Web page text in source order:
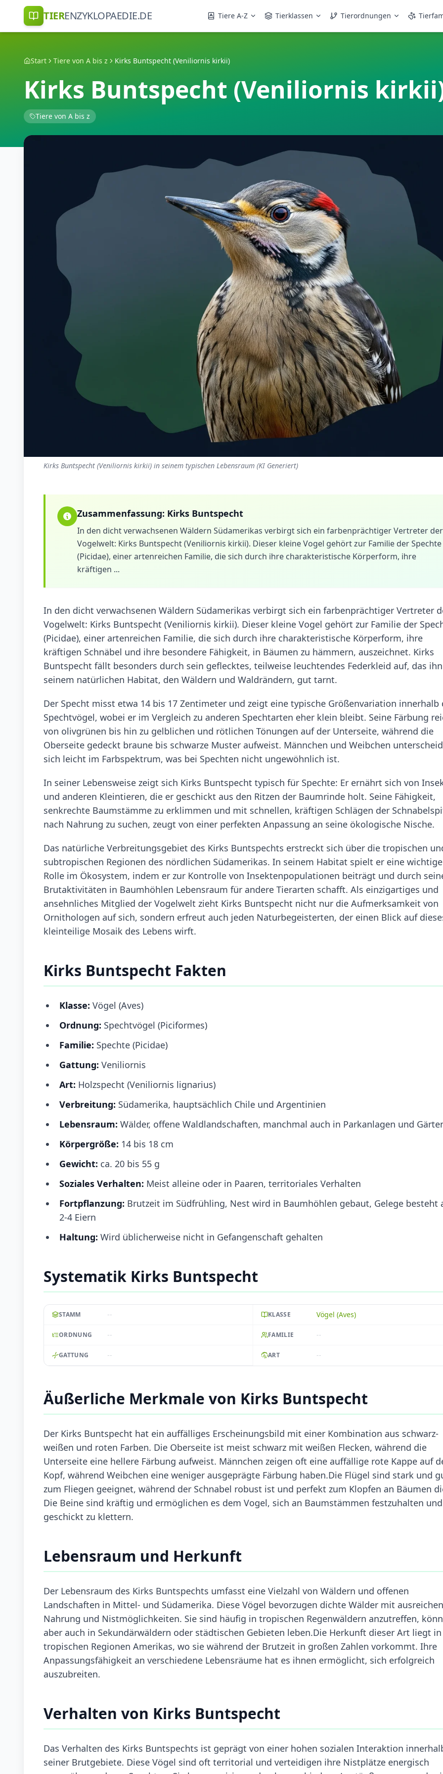
TIERENZYKLOPAEDIE.DE Tiere A-Z Tierklassen Tierordnungen
Start Tiere von A bis z Kirks Buntspecht (Veniliornis kirkii)
Kirks Buntspecht (Veniliornis
Tiere von A bis z
Kirks Buntspecht (Veniliornis kirkii) in seinem typischen Lebensraum (KI Generiert)
Zusammenfassung: Kirks Buntspecht
In den dicht verwachsenen Wäldern Südamerikas verbirgt sich ein farbenprächtiger Vertreter der
Vogelwelt: Kirks Buntspecht (Veniliornis kirkii). Dieser kleine Vogel gehört zur Familie der Spechte
(Picidae), einer artenreichen Familie, die sich durch ihre charakteristische Körperform, ihre
kräftigen ...
In den dicht verwachsenen Wäldern Südamerikas verbirgt sich ein farbenprächtiger Vertreter
Vogelwelt: Kirks Buntspecht (Veniliornis kirkii). Dieser kleine Vogel gehört zur Familie der
(Picidae), einer artenreichen Familie, die sich durch ihre charakteristische Körperform, ihre
kräftigen Schnäbel und ihre besondere Fähigkeit, in Bäumen zu hämmern, auszeichnet. Kirks
Buntspecht fällt besonders durch sein geflecktes, teilweise leuchtendes Federkleid auf, das
seinem natürlichen Habitat, den Wäldern und Waldrändern, gut tarnt.
Der Specht misst etwa 14 bis 17 Zentimeter und zeigt eine typische Größenvariation innerhalb
Spechtvögel, wobei er im Vergleich zu anderen Spechtarten eher klein bleibt. Seine Färbung
von olivgrünen bis hin zu gelblichen und rötlichen Tönungen auf der Unterseite, während die
Oberseite gedeckt braune bis schwarze Muster aufweist. Männchen und Weibchen
sich leicht im Farbspektrum, was bei Spechten nicht ungewöhnlich ist.
In seiner Lebensweise zeigt sich Kirks Buntspecht typisch für Spechte: Er ernährt sich von
und anderen Kleintieren, die er geschickt aus den Ritzen der Baumrinde holt. Seine Fähigkeit,
senkrechte Baumstämme zu erklimmen und mit schnellen, kräftigen Schlägen der
nach Nahrung zu suchen, zeugt von einer perfekten Anpassung an seine ökologische Nische.
Das natürliche Verbreitungsgebiet des Kirks Buntspechts erstreckt sich über die tropischen
subtropischen Regionen des nördlichen Südamerikas. In seinem Habitat spielt er eine wichtige
Rolle im Ökosystem, indem er zur Kontrolle von Insektenpopulationen beiträgt und durch
Brutaktivitäten in Baumhöhlen Lebensraum für andere Tierarten schafft. Als einzigartiges und
ansehnliches Mitglied der Vogelwelt zieht Kirks Buntspecht nicht nur die Aufmerksamkeit von
Ornithologen auf sich, sondern erfreut auch jeden Naturbegeisterten, der einen Blick auf
kleinteilige Mosaik des Lebens wirft.
Kirks Buntspecht Fakten
Klasse: Vögel (Aves)
Ordnung: Spechtvögel (Piciformes)
Familie: Spechte (Picidae)
Gattung: Veniliornis
Art: Holzspecht (Veniliornis lignarius)
Verbreitung: Südamerika, hauptsächlich Chile und Argentinien
Lebensraum: Wälder, offene Waldlandschaften, manchmal auch in Parkanlagen und
Körpergröße: 14 bis 18 cm
Gewicht: ca. 20 bis 55 g
Soziales Verhalten: Meist alleine oder in Paaren, territoriales Verhalten
Fortpflanzung: Brutzeit im Südfrühling, Nest wird in Baumhöhlen gebaut, Gelege besteht
2-4 Eiern
Haltung: Wird üblicherweise nicht in Gefangenschaft gehalten
Systematik Kirks Buntspecht
STAMM -- KLASSE Vögel (Aves)
ORDNUNG -- FAMILIE --
GATTUNG -- ART --
Äußerliche Merkmale von Kirks Buntspecht
Der Kirks Buntspecht hat ein auffälliges Erscheinungsbild mit einer Kombination aus schwarz-
weißen und roten Farben. Die Oberseite ist meist schwarz mit weißen Flecken, während die
Unterseite eine hellere Färbung aufweist. Männchen zeigen oft eine auffällige rote Kappe auf
Kopf, während Weibchen eine weniger ausgeprägte Färbung haben.Die Flügel sind stark und
zum Fliegen geeignet, während der Schnabel robust ist und perfekt zum Klopfen an Bäumen
Die Beine sind kräftig und ermöglichen es dem Vogel, sich an Baumstämmen festzuhalten und
geschickt zu klettern.
Lebensraum und Herkunft
Der Lebensraum des Kirks Buntspechts umfasst eine Vielzahl von Wäldern und offenen
Landschaften in Mittel- und Südamerika. Diese Vögel bevorzugen dichte Wälder mit
Nahrung und Nistmöglichkeiten. Sie sind häufig in tropischen Regenwäldern anzutreffen,
aber auch in Sekundärwäldern oder städtischen Gebieten leben.Die Herkunft dieser Art liegt
tropischen Regionen Amerikas, wo sie während der Brutzeit in großen Zahlen vorkommt. Ihre
Anpassungsfähigkeit an verschiedene Lebensräume hat es ihnen ermöglicht, sich erfolgreich
auszubreiten.
Verhalten von Kirks Buntspecht
Das Verhalten des Kirks Buntspechts ist geprägt von einer hohen sozialen Interaktion
seiner Brutgebiete. Diese Vögel sind oft territorial und verteidigen ihre Nistplätze energisch